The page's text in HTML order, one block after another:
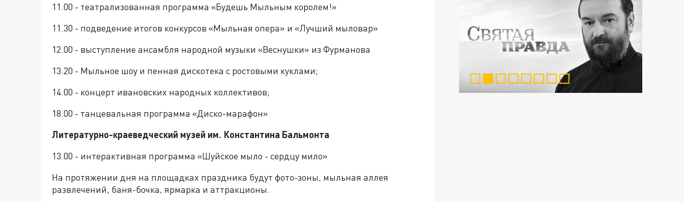
11.00 - театрализованная программа «Будешь Мыльным королем!»
11.30 - подведение итогов конкурсов «Мыльная опера» и «Лучший мыловар»
12.00 - выступление ансамбля народной музыки «Веснушки» из Фурманова
13.20 - Мыльное шоу и пенная дискотека с ростовыми куклами;
14.00 - концерт ивановских народных коллективов;
18.00 - танцевальная программа «Диско-марафон»
Литературно-краеведческий музей им. Константина Бальмонта
13.00 - интерактивная программа «Шуйское мыло - сердцу мило»
На протяжении дня на площадках праздника будут фото-зоны, мыльная аллея
развлечений, баня-бочка, ярмарка и аттракционы.